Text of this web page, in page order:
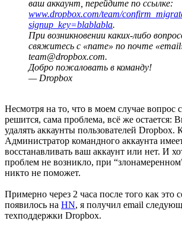
ваш аккаунт, перейдите по ссылке:
www.dropbox.com/team/
signup_key=blablabla.
При возникновении каких-либо
свяжитесь с «name» по почте
team@dropbox.com.
Добро пожаловать в команду!
— Dropbox
Несмотря на то, что в моем случае вопрос
решится, сама проблема, всё же остается:
удалять аккаунты пользователей Dropbox.
Администратор командного аккаунта
восстанавливать ваш аккаунт или нет. И
проблем не возникло, при
никто не поможет.
Примерно через 2 часа после того как это
появилось на HN, я получил email
техподдержки Dropbox.